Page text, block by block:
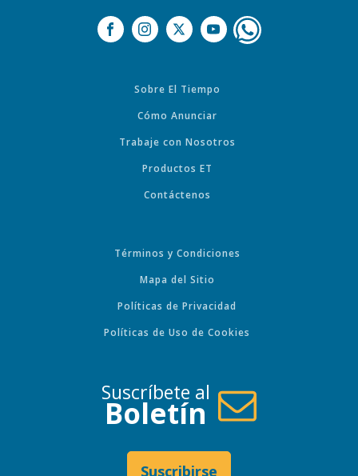
Sobre El Tiempo
Cómo Anunciar
Trabaje con Nosotros
Productos ET
Contáctenos
Términos y Condiciones
Mapa del Sitio
Políticas de Privacidad
Políticas de Uso de Cookies
Suscríbete al
Boletín
Suscribirse